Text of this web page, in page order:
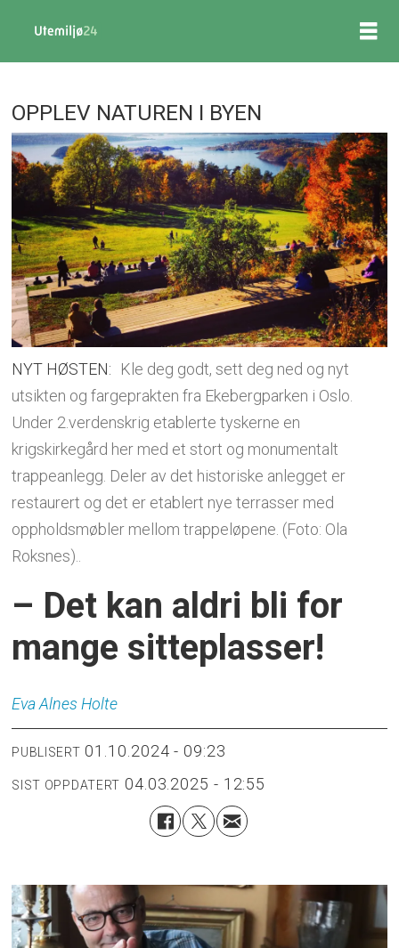
OPPLEV NATUREN I BYEN
NYT HØSTEN:
Kle deg godt, sett deg ned og nyt
utsikten og fargeprakten fra Ekebergparken i Oslo.
Under 2.verdenskrig etablerte tyskerne en
krigskirkegård her med et stort og monumentalt
trappeanlegg. Deler av det historiske anlegget er
restaurert og det er etablert nye terrasser med
oppholdsmøbler mellom trappeløpene. (Foto: Ola
Roksnes)..
– Det kan aldri bli for
mange sitteplasser!
Eva Alnes Holte
PUBLISERT 01.10.2024 - 09:23
SIST OPPDATERT 04.03.2025 - 12:55